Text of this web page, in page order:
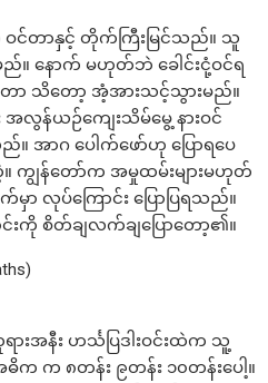
တာနှင့် တိုက်ကြီးမြင်သည်။ သူ
နောက် မဟုတ်ဘဲ ခေါင်းငုံ့ဝင်ရ
သိတော့ အံ့အားသင့်သွားမည်။
လွန်ယဉ်ကျေးသိမ်မွေ့ နားဝင်
အာဂ ပေါက်ဖော်ဟု ပြောရပေ
ကျွန်တော်က အမှုထမ်းများမဟုတ်
ာ လုပ်ကြောင်း ပြောပြရသည်။
ကို စိတ်ချလက်ချပြောတော့၏။
နီး ဟင်္သပြဒါးဝင်းထဲက သူ့
က ၈တန်း ၉တန်း ၁၀တန်းပေါ့။